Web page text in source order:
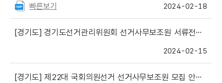
빠른보기 2024-02-18
[경기도] 경기도선거관리위원회 선거사무보조원 서류전형 합격자 공지 (홍보과)
2024-02-15
[경기도] 제22대 국회의원선거 선거사무보조원 모집 안내 (홍보과)